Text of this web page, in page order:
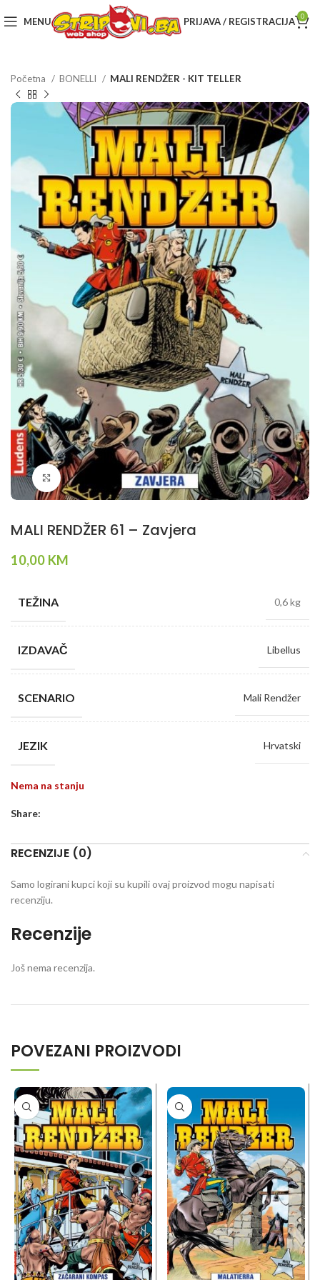
MENU PRIJAVA / REGISTRACIJA 0
Početna BONELLI MALI RENDŽER - KIT TELLER
Klikni da povečaš
MALI RENDŽER 61 – Zavjera
10,00 KM
TEŽINA 0,6 kg
IZDAVAČ Libellus
SCENARIO Mali Rendžer
JEZIK Hrvatski
Nema na stanju
Share:
RECENZIJE (0)
Recenzije
Još nema recenzija.
Samo logirani kupci koji su kupili ovaj proizvod mogu napisati
recenziju.
POVEZANI PROIZVODI